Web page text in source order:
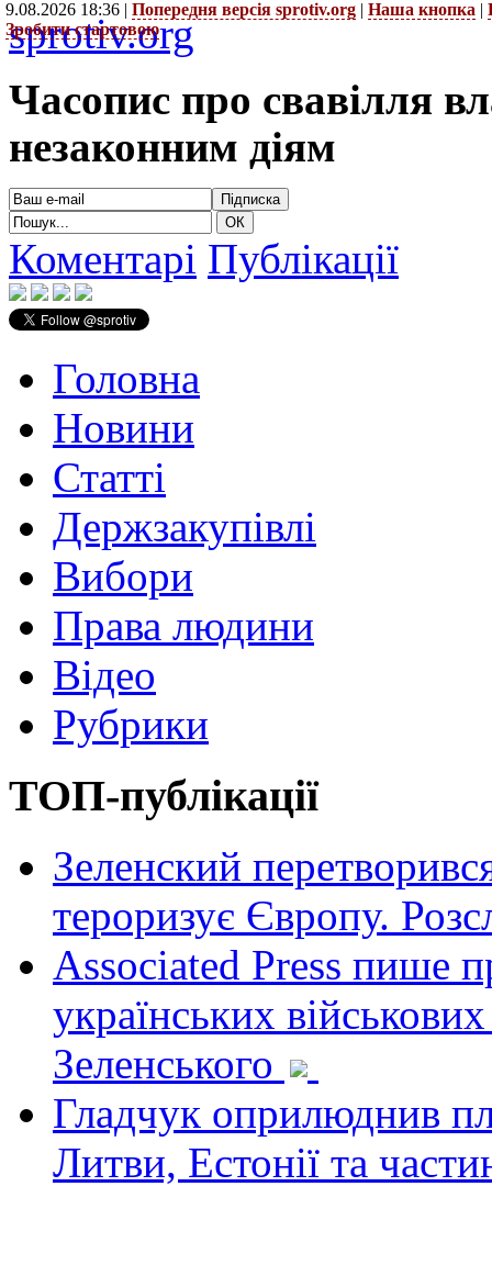
9.08.2026 18:36 | Попередня версія sprotiv.org | Наша кнопка |
Зробити стартовою
sprotiv.org
Часопис про свавілля
незаконним діям
Коментарі Публікації
Головна
Новини
Статті
Держзакупівлі
Вибори
Права людини
Відео
Рубрики
ТОП-публікації
Зеленский
тероризує Європу.
Associated Press пише
українських
Зеленського
Гладчук оприлюднив
Литви, Естонії та